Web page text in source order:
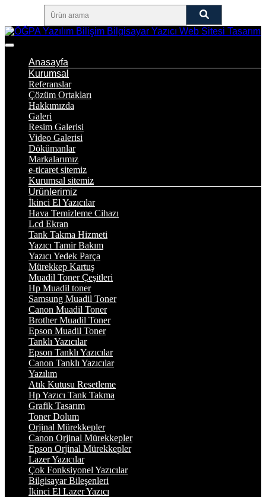
Anasayfa
Kurumsal
Referanslar
Çözüm Ortakları
Hakkımızda
Galeri
Resim Galerisi
Video Galerisi
Dökümanlar
Markalarımız
e-ticaret sitemiz
Kurumsal sitemiz
Ürünlerimiz
İkinci El Yazıcılar
Hava Temizleme Cihazı
Lcd Ekran
Tank Takma Hizmeti
Yazıcı Tamir Bakım
Yazıcı Yedek Parça
Mürekkep Kartuş
Muadil Toner Çeşitleri
Hp Muadil toner
Samsung Muadil Toner
Canon Muadil Toner
Brother Muadil Toner
Epson Muadil Toner
Tanklı Yazıcılar
Epson Tanklı Yazıcılar
Canon Tanklı Yazıcılar
Yazılım
Atık Kutusu Resetleme
Hp Yazıcı Tank Takma
Grafik Tasarım
Toner Dolum
Orjinal Mürekkepler
Canon Orjinal Mürekkepler
Epson Orjinal Mürekkepler
Lazer Yazıcılar
Çok Fonksiyonel Yazıcılar
Bilgisayar Bileşenleri
İkinci El Lazer Yazıcı